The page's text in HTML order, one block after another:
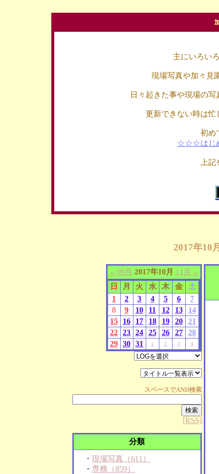
主にいろい
現場写真や加々見
日々起きた事や現場の
更新できない時は忙
初め
☆☆☆はじ
上
2017年10
←09月 2017年10月 11月→
日
月 火 水 木 金
土
1
2 3 4 5 6
7
8
9 10 11 12 13
14
15
16 17 18 19 20
21
22 23 24 25 26 27
28
29 30 31 1 2 3 4
スペースでAND検索
[RSS]
分類
・ 現場写真（611）
・ 専務（859）